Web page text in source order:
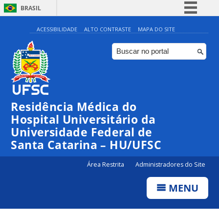
BRASIL
Simplifique!
Comunica BR
Participe
ACESSIBILIDADE ALTO CONTRASTE MAPA DO SITE
Residência Médica do
Hospital Universitário da
Universidade Federal de
Santa Catarina – HU/UFSC
Área Restrita Administradores do Site
MENU